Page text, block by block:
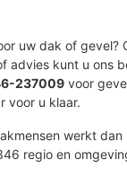
uw dak of gevel?
advies kunt u ons
237009 voor
voor u klaar.
werkt dan
regio en